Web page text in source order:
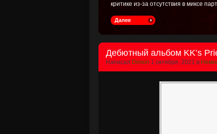
критике из-за отсутствия в миксе
Далее
Дебютный альбом KK’s
Написал Dimon 1 октября, 2021 в